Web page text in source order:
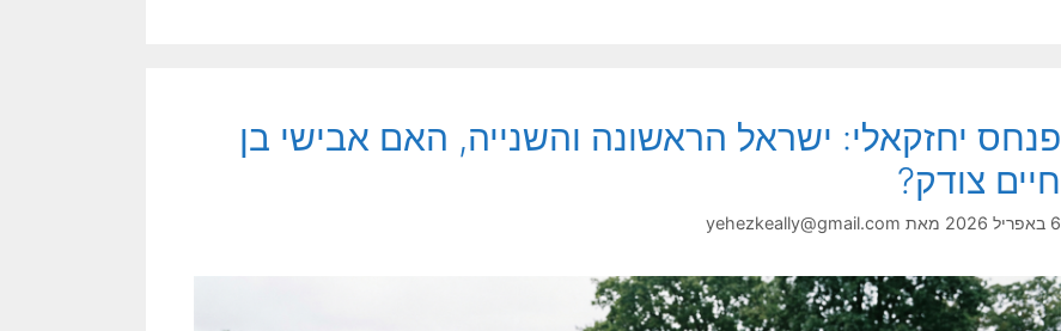
פנחס יחזקאלי: ישראל הראשונה והשנייה, האם אבישי בן
חיים צודק?
6 באפריל 2026 מאת yehezkeally@gmail.com